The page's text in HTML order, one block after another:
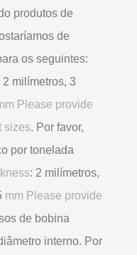
produtos de
de
os seguintes:
2 milímetros, 3
Please provide
sizes. Por favor,
por tonelada
: 2 milímetros,
mm Please provide
de bobina
interno. Por